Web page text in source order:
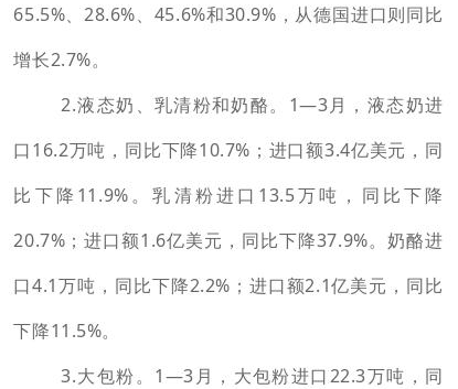
65.5%、28.6%、45.6%和30.9%，从德国进口则同比
增长2.7%。
2.液态奶、乳清粉和奶酪。 1—3月，液态奶进
口16.2万吨，同比下降10.7%； 进口额3.4亿美元，同
比下降11.9%。乳清粉进口13.5万吨，同比下降
20.7%； 进口额1.6亿美元，同比下降37.9%。奶酪进
口4.1万吨，同比下降2.2%； 进口额2.1亿美元，同比
下降11.5%。
3.大包粉。1—3月，大包粉进口22.3万吨，同